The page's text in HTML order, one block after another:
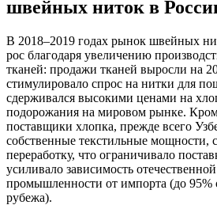
швейных ниток в
В 2018–2019 годах рынок швейных
рос благодаря увеличению
тканей: продажи тканей выросли на
стимулировало спрос на нитки для
сдерживался высокими ценами на
подорожания на мировом рынке.
поставщики хлопка, прежде всего
собственные текстильные мощности,
переработку, что ограничивало
усиливало зависимость
промышленности от импорта (до 95%
рубежа).